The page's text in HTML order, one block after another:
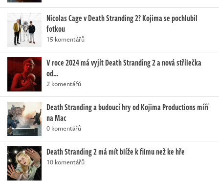
Nicolas Cage v Death Stranding 2? Kojima se pochlubil
fotkou
15 komentářů
V roce 2024 má vyjít Death Stranding 2 a nová střílečka
od…
2 komentářů
Death Stranding a budoucí hry od Kojima Productions míří
na Mac
0 komentářů
Death Stranding 2 má mít blíže k filmu než ke hře
10 komentářů